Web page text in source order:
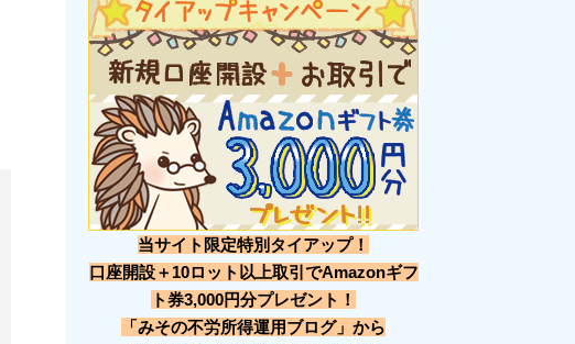
当サイト限定特別タイアップ！
口座開設＋10ロット以上取引でAmazonギフ
ト券3,000円分プレゼント！
「みその不労所得運用ブログ」から